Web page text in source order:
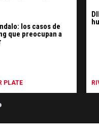
los casos de
que preocupan a
PLATE